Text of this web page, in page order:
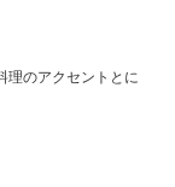
理のアクセントとに